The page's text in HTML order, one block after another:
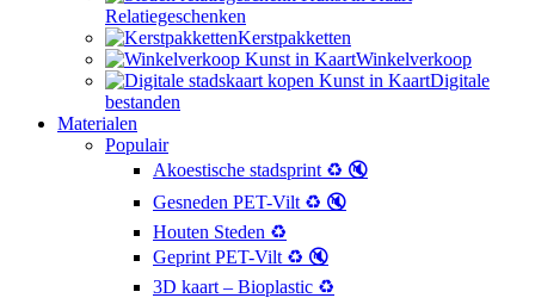
Relatiegeschenken
Kerstpakketten
Winkelverkoop
Digitale
bestanden
Materialen
Populair
Akoestische stadsprint ♻️ 🔇
Gesneden PET-Vilt ♻️ 🔇
Houten Steden ♻️
Geprint PET-Vilt ♻️ 🔇
3D kaart – Bioplastic ♻️